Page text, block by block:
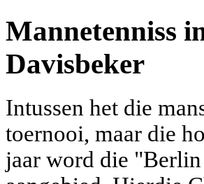
Mannetenniss
Davisbeker
Intussen het die
toernooi, maar die
jaar word die